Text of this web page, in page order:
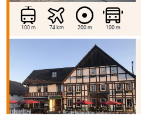
100 m 74 km 200 m 100 m